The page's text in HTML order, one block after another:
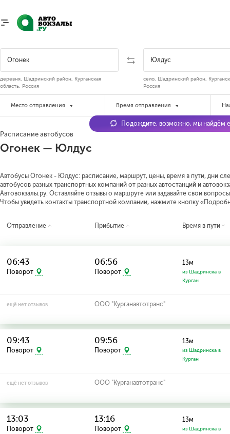
деревня, Шадринский район, Курганская
область, Россия
село, Шадринский район,
Россия
Место отправления Время отправления
Расписание автобусов
Огонек — Юлдус
Автобусы Огонек - Юлдус: расписание, маршрут, цены, время в пути, дни
автобусов разных транспортных компаний от разных автостанций и
Автовокзалы.ру. Оставляйте отзывы о маршруте или задавайте свои
Чтобы увидеть контакты транспортной компании, нажмите кнопку
Подождите, возможно, мы найдём
Отправление Прибытие Время в пути
06:43
Поворот
06:56
Поворот
13м
из Шадринска в
Курган
ещё нет отзывов ООО "Курганавтотранс"
09:43
Поворот
09:56
Поворот
13м
из Шадринска в
Курган
ещё нет отзывов ООО "Курганавтотранс"
13:03
Поворот
13:16
Поворот
13м
из Шадринска в